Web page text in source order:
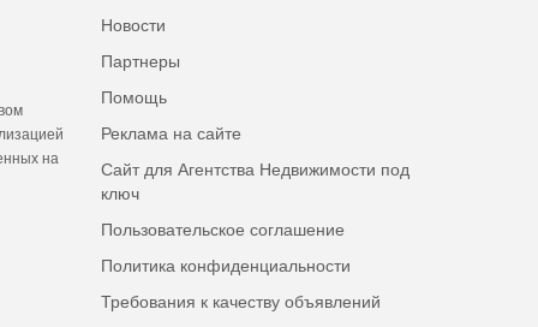
на
Новости
Партнеры
Помощь
Реклама на сайте
Сайт для Агентства Недвижимости под
ключ
Пользовательское соглашение
Политика конфиденциальности
Требования к качеству объявлений